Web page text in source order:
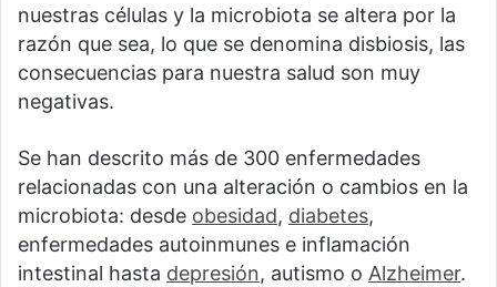
nuestras células y la microbiota se altera por la
razón que sea, lo que se denomina disbiosis, las
consecuencias para nuestra salud son muy
negativas.
Se han descrito más de 300 enfermedades
relacionadas con una alteración o cambios en la
microbiota: desde obesidad, diabetes,
enfermedades autoinmunes e inflamación
intestinal hasta depresión, autismo o Alzheimer.